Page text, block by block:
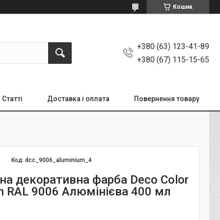
Кошик
+380 (63) 123-41-89
+380 (67) 115-15-65
Статті Доставка і оплата Повернення товару
Код:dcc_9006_aluminium_4
декоративна фарба Deco Color
RAL 9006 Алюмінієва 400 мл